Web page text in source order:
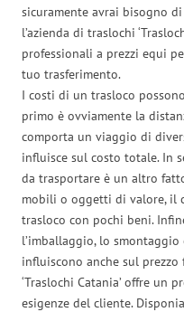
sicuramente avrai bisogno
l’azienda di traslochi
professionali a prezzi equi
tuo trasferimento.
I costi di un trasloco
primo è ovviamente la
comporta un viaggio di
influisce sul costo totale. In
da trasportare è un altro
mobili o oggetti di valore, il
trasloco con pochi beni.
l’imballaggio, lo
influiscono anche sul prezzo
‘Traslochi Catania’ offre un
esigenze del cliente.